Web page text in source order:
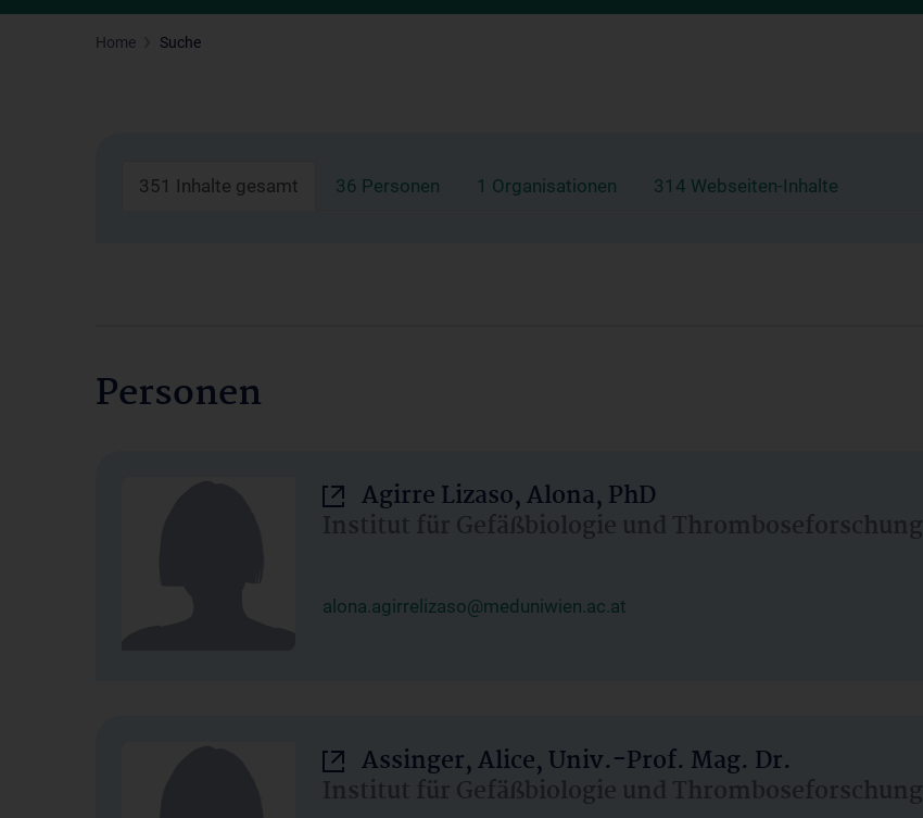
Home Suche
351 Inhalte gesamt 36 Personen 1 Organisationen 314 Webseiten-Inhalte
Personen
Agirre Lizaso, Alona, PhD
Institut für Gefäßbiologie und Thromboseforschung
alona.agirrelizaso@meduniwien.ac.at
Assinger, Alice, Univ.-Prof. Mag. Dr.
Institut für Gefäßbiologie und Thromboseforschung